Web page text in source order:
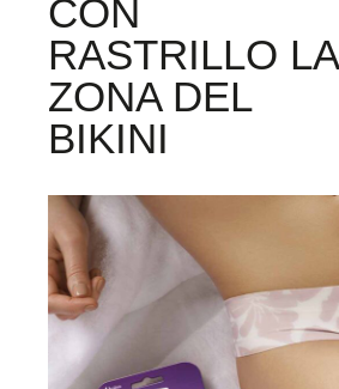
CON
RASTRILLO LA
ZONA DEL
BIKINI